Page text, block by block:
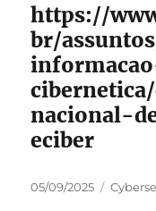
https://
br/
nacional-
eciber
Publicado
05/09/2025